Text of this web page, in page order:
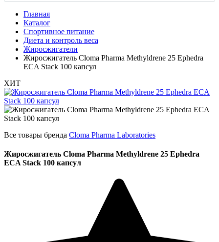
Главная
Каталог
Спортивное питание
Диета и контроль веса
Жиросжигатели
Жиросжигатель Cloma Pharma Methyldrene 25 Ephedra
ECA Stack 100 капсул
ХИТ
Все товары бренда Cloma Pharma Laboratories
Жиросжигатель Cloma Pharma Methyldrene 25 Ephedra
ECA Stack 100 капсул